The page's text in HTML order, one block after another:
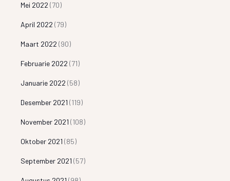
Mei 2022 (70)
April 2022 (79)
Maart 2022 (90)
Februarie 2022 (71)
Januarie 2022 (58)
Desember 2021 (119)
November 2021 (108)
Oktober 2021 (85)
September 2021 (57)